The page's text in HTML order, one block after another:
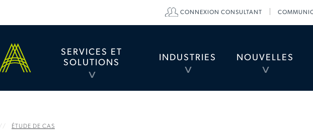
SERVICES ET
SOLUTIONS
TOGGLE
INDUSTRIES
TOGGLE
NOUVELLES
TOGGLE
CONNEXION CONSULTANT
divider
ÉTUDE DE CAS